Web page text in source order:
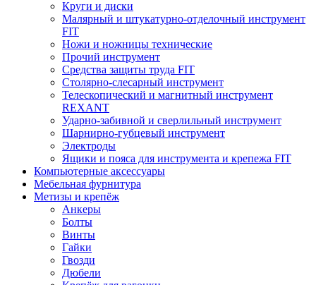
Круги и диски
Малярный и штукатурно-отделочный инструмент
FIT
Ножи и ножницы технические
Прочий инструмент
Средства защиты труда FIT
Столярно-слесарный инструмент
Телескопический и магнитный инструмент
REXANT
Ударно-забивной и сверлильный инструмент
Шарнирно-губцевый инструмент
Электроды
Ящики и пояса для инструмента и крепежа FIT
Компьютерные аксессуары
Мебельная фурнитура
Метизы и крепёж
Анкеры
Болты
Винты
Гайки
Гвозди
Дюбели